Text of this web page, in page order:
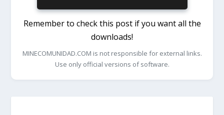
Remember to check this post if you want all the
downloads!
MINECOMUNIDAD.COM is not responsible for external links.
Use only official versions of software.